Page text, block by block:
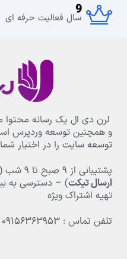
9
سال فعالیت حرفه ای
لرن دی ال یک رسانه
و همچنین توسعه وردپرس
توسعه سایت را در اختیار
پشتیبانی از ۹ صبح تا ۹ شب (
ارسال تیکت) – دسترسی به
تهیه اشتراک ویژه
تلفن تماس : ۰۹۱۵۶۳۶۳۹۵۳